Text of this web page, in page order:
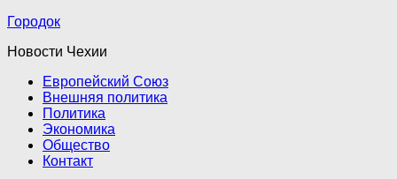
Городок
Новости Чехии
Европейский Союз
Внешняя политика
Политика
Экономика
Общество
Контакт